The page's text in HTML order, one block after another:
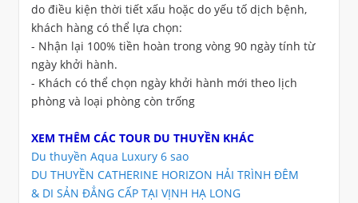
do điều kiện thời tiết xấu hoặc do yếu tố dịch bệnh,
khách hàng có thể lựa chọn:
- Nhận lại 100% tiền hoàn trong vòng 90 ngày tính từ
ngày khởi hành.
- Khách có thể chọn ngày khởi hành mới theo lịch
phòng và loại phòng còn trống
XEM THÊM CÁC TOUR DU THUYỀN KHÁC
Du thuyền Aqua Luxury 6 sao
DU THUYỀN CATHERINE HORIZON HẢI TRÌNH ĐÊM
& DI SẢN ĐẲNG CẤP TẠI VỊNH HẠ LONG